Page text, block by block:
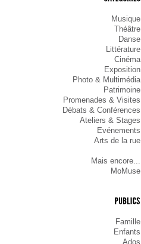
Musique
Théâtre
Danse
Littérature
Cinéma
Exposition
Photo & Multimédia
Patrimoine
Promenades & Visites
Débats & Conférences
Ateliers & Stages
Evénements
Arts de la rue
Mais encore...
MoMuse
Famille
Enfants
Ados